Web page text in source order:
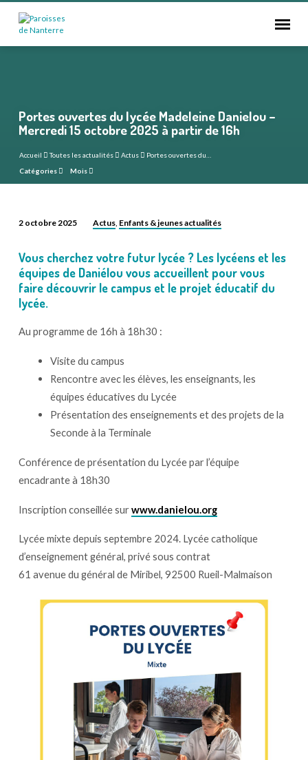
Portes ouvertes du lycée Madeleine Danielou –
Mercredi 15 octobre 2025 à partir de 16h
Accueil Toutes les actualités Actus
Portes ouvertes du…
Catégories
Mois
ouvertes
du
lycée
Madeleine
–
Mercredi
octobre
2025
partir
de
16h
2 octobre 2025 Actus, Enfants & jeunes actualités
Vous cherchez votre futur lycée ? Les lycéens et les
équipes de Daniélou vous accueillent pour vous
faire découvrir le campus et le projet éducatif du
lycée.
Au programme de 16h à 18h30 :
Visite du campus
Rencontre avec les élèves, les enseignants, les
équipes éducatives du Lycée
Présentation des enseignements et des projets de la
Seconde à la Terminale
Conférence de présentation du Lycée par l’équipe
encadrante à 18h30
Inscription conseillée surwww.danielou.org
Lycée mixte depuis septembre 2024. Lycée catholique
d’enseignement général, privé sous contrat
61 avenue du général de Miribel, 92500 Rueil-Malmaison